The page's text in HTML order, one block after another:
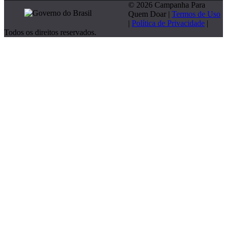
© 2026 Campanha Para
Quem Doar | Termos de Uso
| Política de Privacidade |
Todos os direitos reservados.